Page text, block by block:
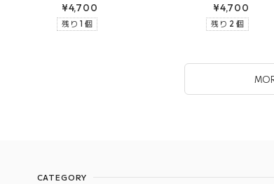
¥4,700
残り 1 個
¥4,700
残り 2 個
CATEGORY